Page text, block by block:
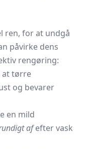
ren, for at undgå
påvirke dens
rengøring:
at tørre
og bevarer
en mild
afefter vask